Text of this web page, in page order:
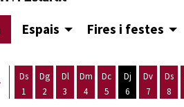
Espais Fires i festes
Ds
1
Dg
2
Dl
3
Dm
4
Dc
5
Dj
6
Dv
7
Ds
8